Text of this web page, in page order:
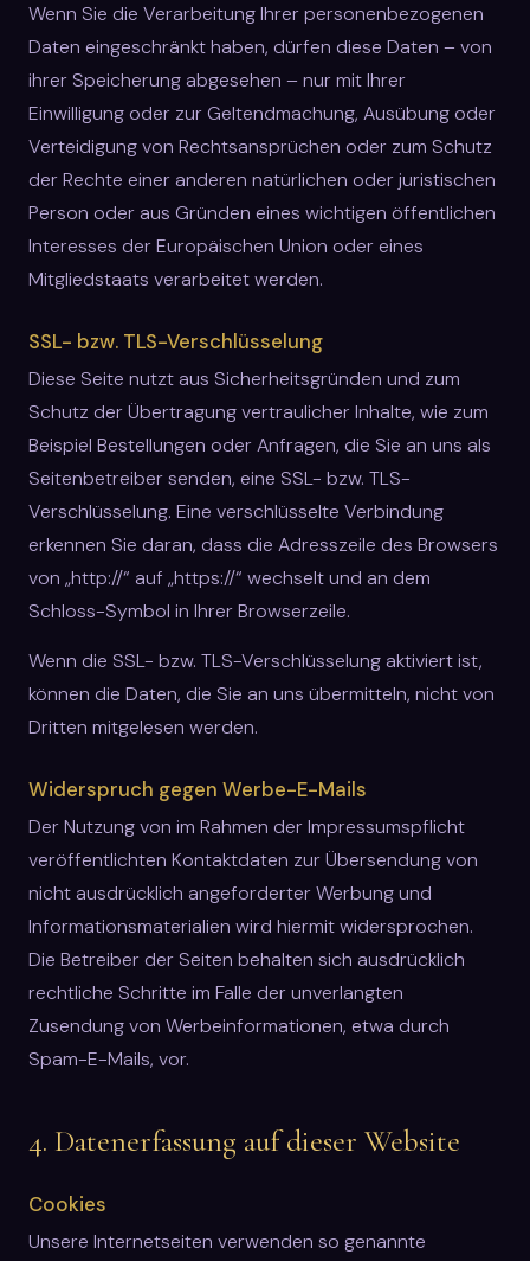
Wenn Sie die Verarbeitung Ihrer personenbezogenen
Daten eingeschränkt haben, dürfen diese Daten – von
ihrer Speicherung abgesehen – nur mit Ihrer
Einwilligung oder zur Geltendmachung, Ausübung oder
Verteidigung von Rechtsansprüchen oder zum Schutz
der Rechte einer anderen natürlichen oder juristischen
Person oder aus Gründen eines wichtigen öffentlichen
Interesses der Europäischen Union oder eines
Mitgliedstaats verarbeitet werden.
SSL- bzw. TLS-Verschlüsselung
Diese Seite nutzt aus Sicherheitsgründen und zum
Schutz der Übertragung vertraulicher Inhalte, wie zum
Beispiel Bestellungen oder Anfragen, die Sie an uns als
Seitenbetreiber senden, eine SSL- bzw. TLS-
Verschlüsselung. Eine verschlüsselte Verbindung
erkennen Sie daran, dass die Adresszeile des Browsers
von „http://“ auf „https://“ wechselt und an dem
Schloss-Symbol in Ihrer Browserzeile.
Wenn die SSL- bzw. TLS-Verschlüsselung aktiviert ist,
können die Daten, die Sie an uns übermitteln, nicht von
Dritten mitgelesen werden.
Widerspruch gegen Werbe-E-Mails
Der Nutzung von im Rahmen der Impressumspflicht
veröffentlichten Kontaktdaten zur Übersendung von
nicht ausdrücklich angeforderter Werbung und
Informationsmaterialien wird hiermit widersprochen.
Die Betreiber der Seiten behalten sich ausdrücklich
rechtliche Schritte im Falle der unverlangten
Zusendung von Werbeinformationen, etwa durch
Spam-E-Mails, vor.
4. Datenerfassung auf dieser Website
Cookies
Unsere Internetseiten verwenden so genannte